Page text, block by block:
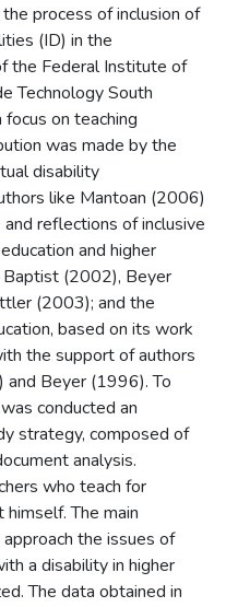
process of inclusion of
(ID) in the
the Federal Institute of
Technology South
on teaching
was made by the
disability
like Mantoan (2006)
reflections of inclusive
and higher
Baptist (2002), Beyer
(2003); and the
based on its work
the support of authors
Beyer (1996). To
conducted an
strategy, composed of
analysis.
who teach for
The main
the issues of
a disability in higher
The data obtained in